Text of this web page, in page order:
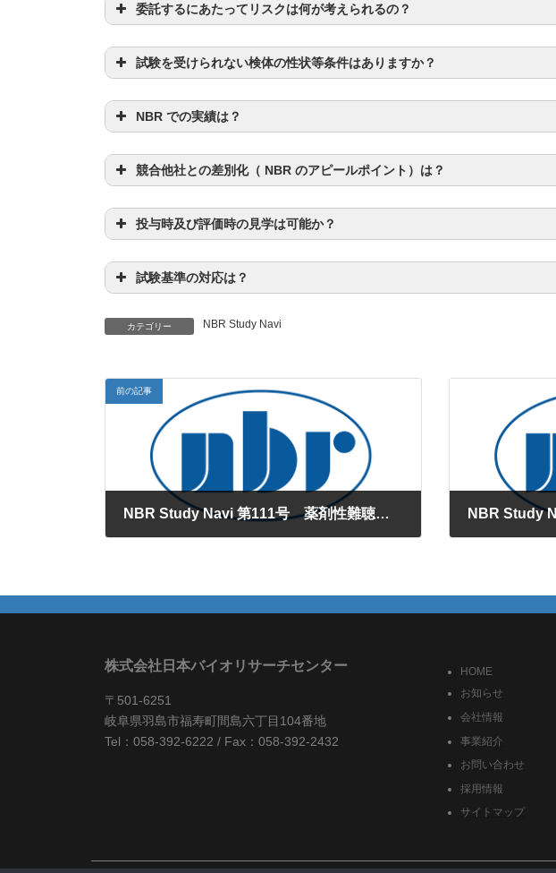
委託するにあたってリスクは何が考えられるの？
試験を受けられない検体の性状等条件はありますか？
NBR での実績は？
競合他社との差別化（ NBR のアピールポイント）は？
投与時及び評価時の見学は可能か？
試験基準の対応は？
カテゴリー NBR Study Navi
前の記事
NBR Study Navi 第111号 薬剤性難聴モデル
株式会社日本バイオリサーチセンター
〒501-6251
岐阜県羽島市福寿町間島六丁目104番地
Tel：058-392-6222 / Fax：058-392-2432
HOME
お知らせ
会社情報
事業紹介
お問い合わせ
採用情報
サイトマップ